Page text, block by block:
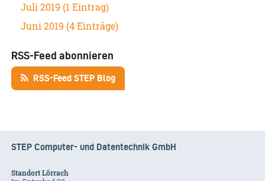
Juli 2019 (1 Eintrag)
Juni 2019 (4 Einträge)
RSS-Feed abonnieren
RSS-Feed STEP Blog
STEP Computer- und Datentechnik GmbH
Standort Lörrach